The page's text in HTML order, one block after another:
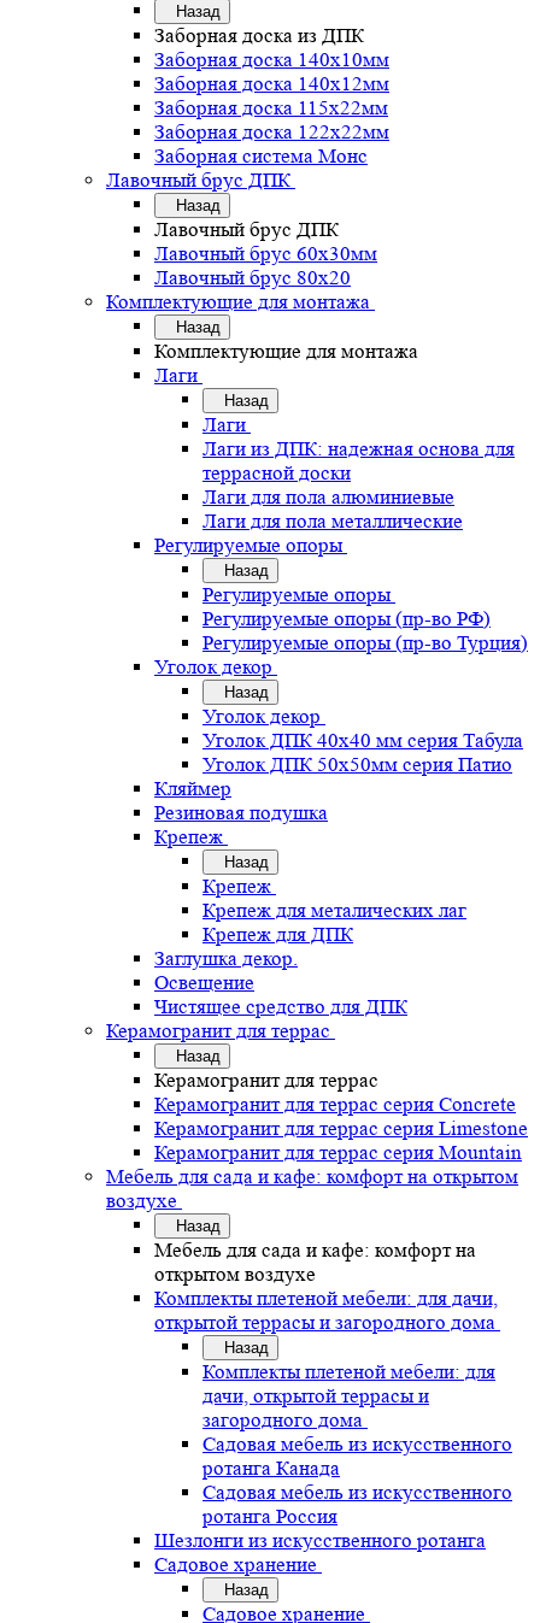
Назад
Заборная доска из ДПК
Заборная доска 140х10мм
Заборная доска 140х12мм
Заборная доска 115х22мм
Заборная доска 122х22мм
Заборная система Монс
Лавочный брус ДПК
Назад
Лавочный брус ДПК
Лавочный брус 60х30мм
Лавочный брус 80х20
Комплектующие для монтажа
Назад
Комплектующие для монтажа
Лаги
Назад
Лаги
Лаги из ДПК: надежная основа для
террасной доски
Лаги для пола алюминиевые
Лаги для пола металлические
Регулируемые опоры
Назад
Регулируемые опоры
Регулируемые опоры (пр-во РФ)
Регулируемые опоры (пр-во Турция)
Уголок декор
Назад
Уголок декор
Уголок ДПК 40х40 мм серия Табула
Уголок ДПК 50х50мм серия Патио
Кляймер
Резиновая подушка
Крепеж
Назад
Крепеж
Крепеж для металических лаг
Крепеж для ДПК
Заглушка декор.
Освещение
Чистящее средство для ДПК
Керамогранит для террас
Назад
Керамогранит для террас
Керамогранит для террас серия Concrete
Керамогранит для террас серия Limestone
Керамогранит для террас серия Mountain
Мебель для сада и кафе: комфорт на открытом
воздухе
Назад
Мебель для сада и кафе: комфорт на
открытом воздухе
Комплекты плетеной мебели: для дачи,
открытой террасы и загородного дома
Назад
Комплекты плетеной мебели: для
дачи, открытой террасы и
загородного дома
Садовая мебель из искусственного
ротанга Канада
Садовая мебель из искусственного
ротанга Россия
Шезлонги из искусственного ротанга
Садовое хранение
Назад
Садовое хранение